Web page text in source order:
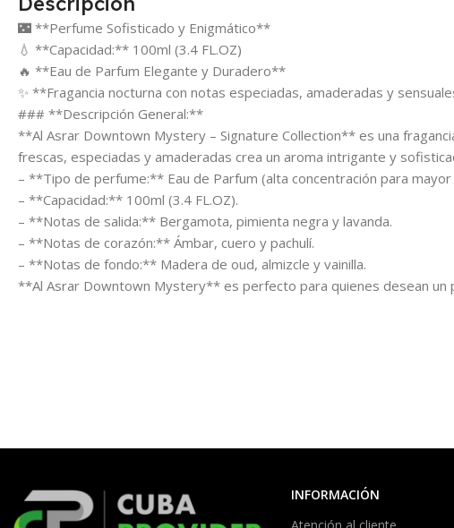
🌃 **Perfume Sofisticado y Enigmático**
💧 **Capacidad:** 100ml (3.4 FL.OZ)
🔥 **Eau de Parfum Elegante y Duradero**
✨ **Fragancia nocturna con notas especiadas, amaderadas y
### **Descripción General:**
**Al Asrar Downtown Mystery – Signature Collection** es una
frescas, especiadas y amaderadas crea un aroma intrigante y
– **Tipo de perfume:** Eau de Parfum (alta concentración para mayor
– **Capacidad:** 100ml (3.4 FL.OZ).
– **Notas de salida:** Bergamota, pimienta negra y lavanda.
– **Notas de corazón:** Ámbar, cuero y pachulí.
– **Notas de fondo:** Madera de oud, almizcle y vainilla.
**Al Asrar Downtown Mystery** es perfecto para quienes desean un
INFORMACIÓN